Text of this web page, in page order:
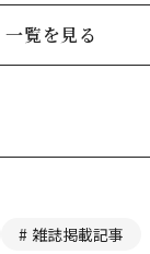
一覧を見る
雑誌掲載記事